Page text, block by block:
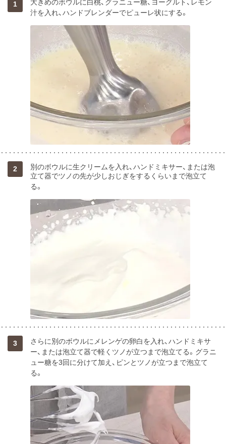
1
大きめのボウルに白桃、グラニュー糖、ヨーグルト、レモン
汁を入れ、ハンドブレンダーでピューレ状にする。
2
別のボウルに生クリームを入れ、ハンドミキサー、または泡
立て器でツノの先が少しおじぎをするくらいまで泡立て
る。
3
さらに別のボウルにメレンゲの卵白を入れ、ハンドミキサ
ー、または泡立て器で軽くツノが立つまで泡立てる。グラニ
ュー糖を3回に分けて加え、ピンとツノが立つまで泡立て
る。